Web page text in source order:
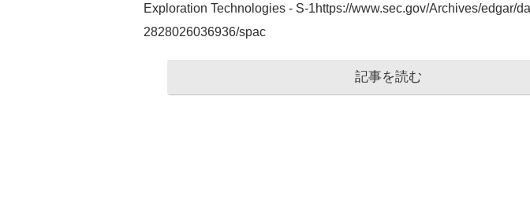
Exploration Technologies - S-1https://www.sec.gov/Archives/edgar/
2828026036936/spac
記事を読む